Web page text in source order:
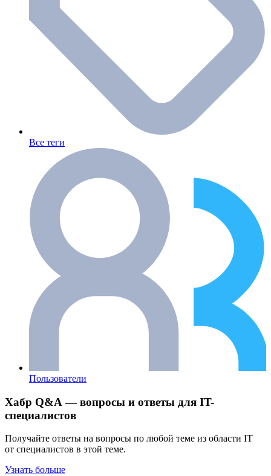
Все теги
Пользователи
Хабр Q&A — вопросы и ответы для IT-
специалистов
Получайте ответы на вопросы по любой теме из области IT
от специалистов в этой теме.
Узнать больше